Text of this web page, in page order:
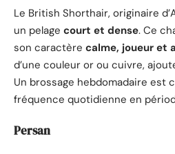
Le British Shorthair, originaire
un pelage court et dense. Ce
son caractère calme, joueur et
d’une couleur or ou cuivre,
Un brossage hebdomadaire est
fréquence quotidienne en
Persan